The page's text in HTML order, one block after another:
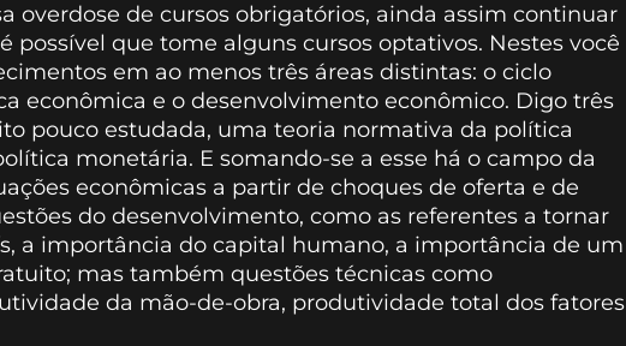
overdose de cursos obrigatórios, ainda assim continuar
possível que tome alguns cursos optativos. Nestes você
em ao menos três áreas distintas: o ciclo
econômica e o desenvolvimento econômico. Digo três
pouco estudada, uma teoria normativa da política
monetária. E somando-se a esse há o campo da
econômicas a partir de choques de oferta e de
do desenvolvimento, como as referentes a tornar
a importância do capital humano, a importância de um
mas também questões técnicas como
da mão-de-obra, produtividade total dos fatores